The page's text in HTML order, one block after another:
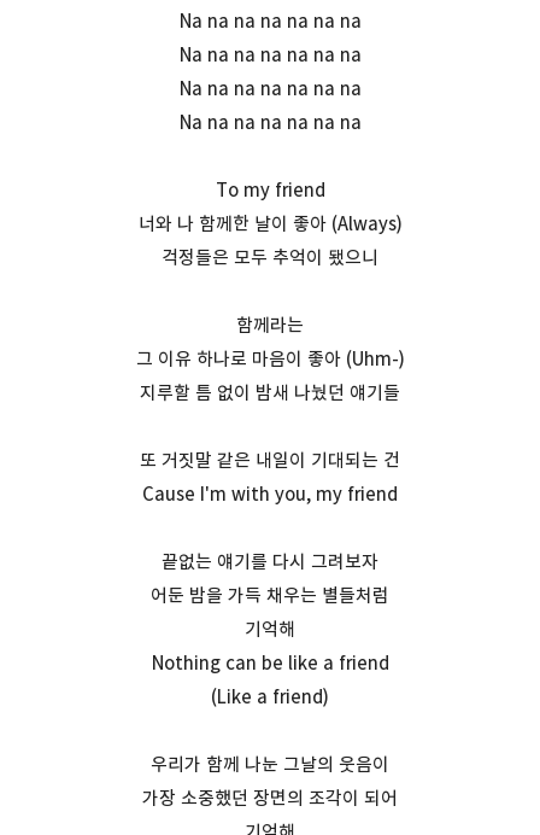
Na na na na na na na
Na na na na na na na
Na na na na na na na
Na na na na na na na
To my friend
너와 나 함께한 날이 좋아 (Always)
걱정들은 모두 추억이 됐으니
함께라는
그 이유 하나로 마음이 좋아 (Uhm-)
지루할 틈 없이 밤새 나눴던 얘기들
또 거짓말 같은 내일이 기대되는 건
Cause I'm with you, my friend
끝없는 얘기를 다시 그려보자
어둔 밤을 가득 채우는 별들처럼
기억해
Nothing can be like a friend
(Like a friend)
우리가 함께 나눈 그날의 웃음이
가장 소중했던 장면의 조각이 되어